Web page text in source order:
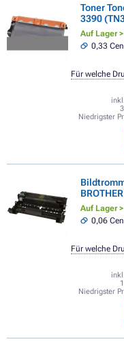
Toner
3390
Auf Lager
0,33
Niedrigster
Für welche
Auf Lager
0,06
Niedrigster
Für welche